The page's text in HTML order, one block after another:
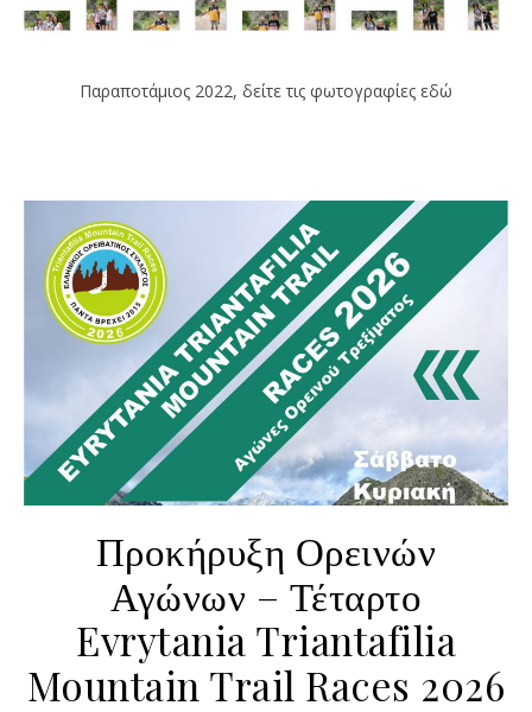
Παραποτάμιος 2022, δείτε τις φωτογραφίες εδώ
Προκήρυξη Ορεινών
Αγώνων – Τέταρτο
Evrytania Triantafilia
Mountain Trail Races 2026